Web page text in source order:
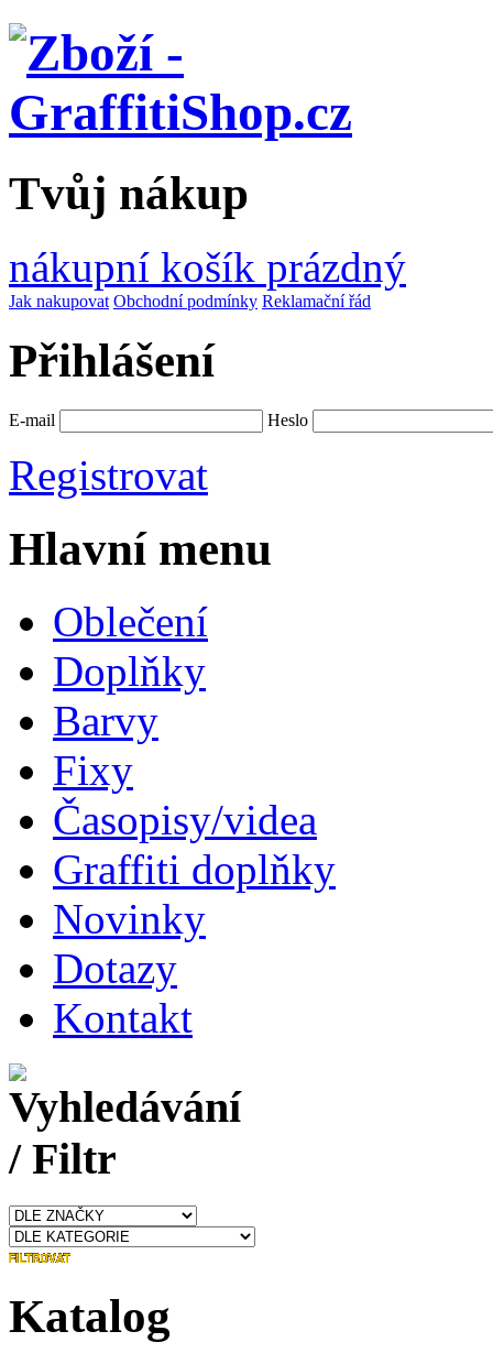
Tvůj nákup
nákupní košík prázdný
Jak nakupovat Obchodní podmínky Reklamační řád
Přihlášení
E-mail Heslo
Registrovat
Hlavní menu
Oblečení
Doplňky
Barvy
Fixy
Časopisy/videa
Graffiti doplňky
Novinky
Dotazy
Kontakt
Katalog